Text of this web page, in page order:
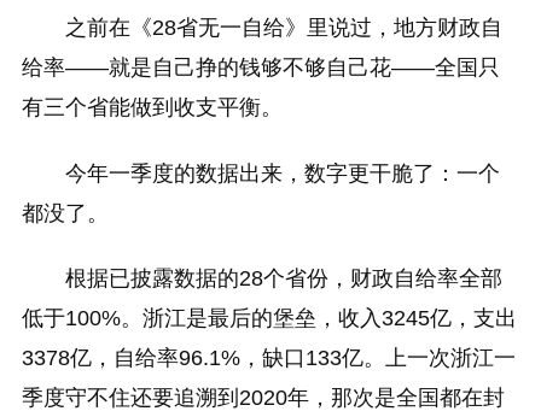
之前在《28省无一自给》里说过，地方财政自
给率——就是自己挣的钱够不够自己花——全国只
有三个省能做到收支平衡。
今年一季度的数据出来，数字更干脆了：一个
都没了。
根据已披露数据的28个省份，财政自给率全部
低于100%。浙江是最后的堡垒，收入3245亿，支出
3378亿，自给率96.1%，缺口133亿。上一次浙江一
季度守不住还要追溯到2020年，那次是全国都在封